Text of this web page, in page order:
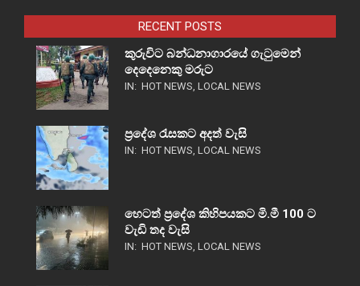
RECENT POSTS
කුරුවිට බන්ධනාගාරයේ ගැටුමෙන්
දෙදෙනෙකු මරුට
IN: HOT NEWS, LOCAL NEWS
ප්‍රදේශ රැසකට අදත් වැසි
IN: HOT NEWS, LOCAL NEWS
හෙටත් ප්‍රදේශ කිහිපයකට මි.මී 100 ට
වැඩි තද වැසි
IN: HOT NEWS, LOCAL NEWS